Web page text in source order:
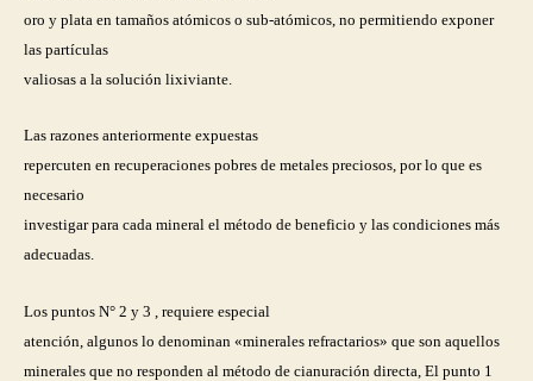
oro y plata en tamaños atómicos o sub-atómicos, no permitiendo exponer
las partículas
valiosas a la solución lixiviante.
Las razones anteriormente expuestas
repercuten en recuperaciones pobres de metales preciosos, por lo que es
necesario
investigar para cada mineral el método de beneficio y las condiciones más
adecuadas.
Los puntos N° 2 y 3 , requiere especial
atención, algunos lo denominan «minerales refractarios» que son aquellos
minerales que no responden al método de cianuración directa, El punto 1